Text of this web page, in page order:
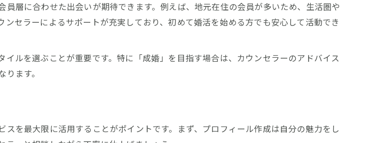
談所の個別サポートが婚活で役立つ理由
談所のカウンセラーが成婚に与える影響
層に合わせた出会いが期待できます。例えば、地元在住の会員が多いため、生活圏や
セラーによるサポートが充実しており、初めて婚活を始める方でも安心して活動でき
ルを選ぶことが重要です。特に「成婚」を目指す場合は、カウンセラーのアドバイス
ます。
を最大限に活用することがポイントです。まず、プロフィール作成は自分の魅力をし